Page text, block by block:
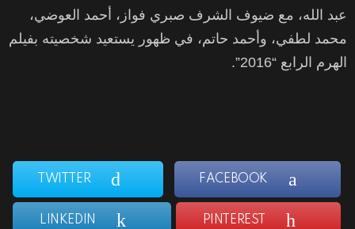
عبد الله، مع ضيوف الشرف صبري فواز، أحمد العوضي،
محمد لطفي، وأحمد حاتم، في ظهور يستعيد شخصيته بفيلم
الهرم الرابع “2016”.
FACEBOOK
TWITTER
PINTEREST
LINKEDIN